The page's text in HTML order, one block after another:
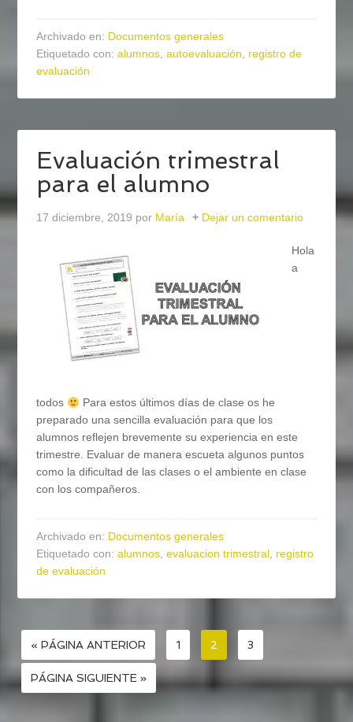
Archivado en: Documentos generales
Etiquetado con:alumnos,autoevaluación, registro de
evaluación
Evaluación trimestral
para el alumno
17 diciembre, 2019 por María Dejar un comentario
Hola
a
todos
Para estos últimos días de clase os he
preparado una sencilla evaluación para que los
alumnos reflejen brevemente su experiencia en este
trimestre. Evaluar de manera escueta algunos puntos
como la dificultad de las clases o el ambiente en clase
con los compañeros.
Archivado en: Documentos generales
Etiquetado con:alumnos,evaluacion trimestral, registro
de evaluación
« PÁGINA ANTERIOR 1 2 3
PÁGINA SIGUIENTE »